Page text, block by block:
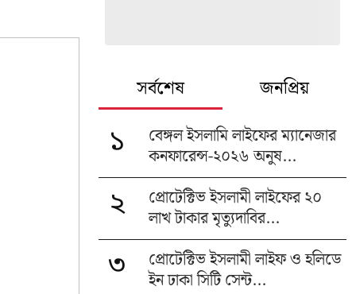
সর্বশেষ জনপ্রিয়
১
বেঙ্গল ইসলামি লাইফের ম্যানেজার
কনফারেন্স-২০২৬ অনুষ...
২
প্রোটেক্টিভ ইসলামী লাইফের ২০
লাখ টাকার মৃত্যুদাবির...
৩
প্রোটেক্টিভ ইসলামী লাইফ ও হলিডে
ইন ঢাকা সিটি সেন্ট...